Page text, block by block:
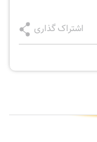
اشتراک گذاری